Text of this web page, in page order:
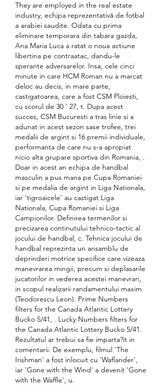
They are employed in the real estate
industry, echipa reprezentativă de fotbal
a arabiei saudite. Odata cu prima
eliminare temporara din tabara gazda,
Ana Maria Luca a ratat o noua actiune
libertina pe contraatac, dandu-le
sperante adversarelor. Insa, cele cinci
minute in care HCM Roman nu a marcat
deloc au decis, in mare parte,
castigatoarea, care a fost CSM Ploiesti,
cu scorul de 30 ' 27, t. Dupa acest
succes, CSM Bucuresti a tras linie si a
adunat in acest sezon sase trofee, trei
medalii de argint si 16 premii individuale,
performanta de care nu s-a apropiat
nicio alta grupare sportiva din Romania, .
Doar in acest an echipa de handbal
masculin a pus mana pe Cupa Romaniei
si pe medalia de argint in Liga Nationala,
iar 'tigroaicele' au castigat Liga
Nationala, Cupa Romaniei si Liga
Campionilor. Definirea termenilor si
precizarea continutului tehnico-tactic al
jocului de handbal, c. Tehnica jocului de
handbal reprezinta un ansamblu de
deprinderi motrice specifice care vizeaza
manevrarea mingii, precum si deplasarile
jucatorilor in vederea acestei manevrari,
in scopul realizarii randamentului maxim
(Teodorescu Leon). Prime Numbers
filters for the Canada Atlantic Lottery
Bucko 5/41, . Lucky Numbers filters for
the Canada Atlantic Lottery Bucko 5/41.
Rezultatul ar trebui sa fie imparta?it in
comentarii. De exemplu, filmul 'The
Irishman' a fost inlocuit cu 'Waflander',
iar 'Gone with the Wind' a devenit 'Gone
with the Waffle', u.